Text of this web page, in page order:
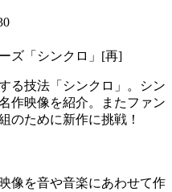
ズ「シンクロ」[再]
る技法「シンクロ」。シン
作映像を紹介。またファン
のために新作に挑戦！
像を音や音楽にあわせて作